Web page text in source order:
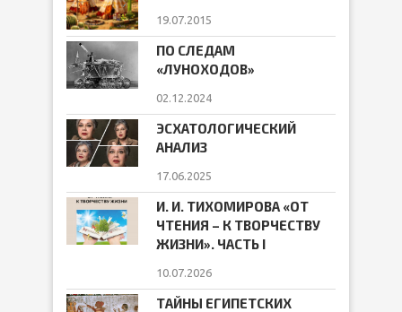
19.07.2015
ПО СЛЕДАМ
«ЛУНОХОДОВ»
02.12.2024
ЭСХАТОЛОГИЧЕСКИЙ
АНАЛИЗ
17.06.2025
И. И. ТИХОМИРОВА «ОТ
ЧТЕНИЯ – К ТВОРЧЕСТВУ
ЖИЗНИ». ЧАСТЬ I
10.07.2026
ТАЙНЫ ЕГИПЕТСКИХ